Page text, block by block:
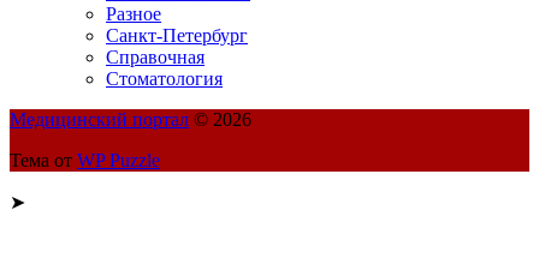
Разное
Санкт-Петербург
Справочная
Стоматология
Медицинский портал © 2026
Тема от WP Puzzle
➤